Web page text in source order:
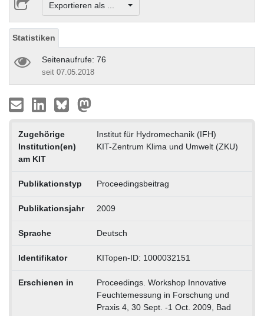
Exportieren als ...
Statistiken
Seitenaufrufe: 76
seit 07.05.2018
Zugehörige
Institution(en)
am KIT
Institut für Hydromechanik (IFH)
KIT-Zentrum Klima und Umwelt (ZKU)
Publikationstyp Proceedingsbeitrag
Publikationsjahr 2009
Sprache Deutsch
Identifikator KITopen-ID: 1000032151
Erschienen in
Proceedings. Workshop Innovative
Feuchtemessung in Forschung und
Praxis 4, 30 Sept. -1 Oct. 2009, Bad